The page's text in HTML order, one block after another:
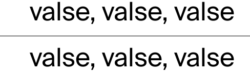
valse, valse, valse
valse, valse, valse